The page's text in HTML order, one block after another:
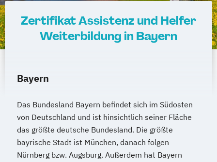
Zertifikat Assistenz und Helfer
Weiterbildung in Bayern
Bayern
Das Bundesland Bayern befindet sich im Südosten
von Deutschland und ist hinsichtlich seiner Fläche
das größte deutsche Bundesland. Die größte
bayrische Stadt ist München, danach folgen
Nürnberg bzw. Augsburg. Außerdem hat Bayern